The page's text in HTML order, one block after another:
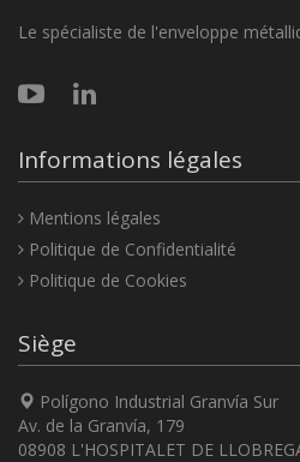
Le spécialiste de l'enveloppe
Informations légales
Mentions légales
Politique de Confidentialité
Politique de Cookies
Siège
Polígono Industrial Granvía Sur
Av. de la Granvía, 179
08908 L'HOSPITALET DE